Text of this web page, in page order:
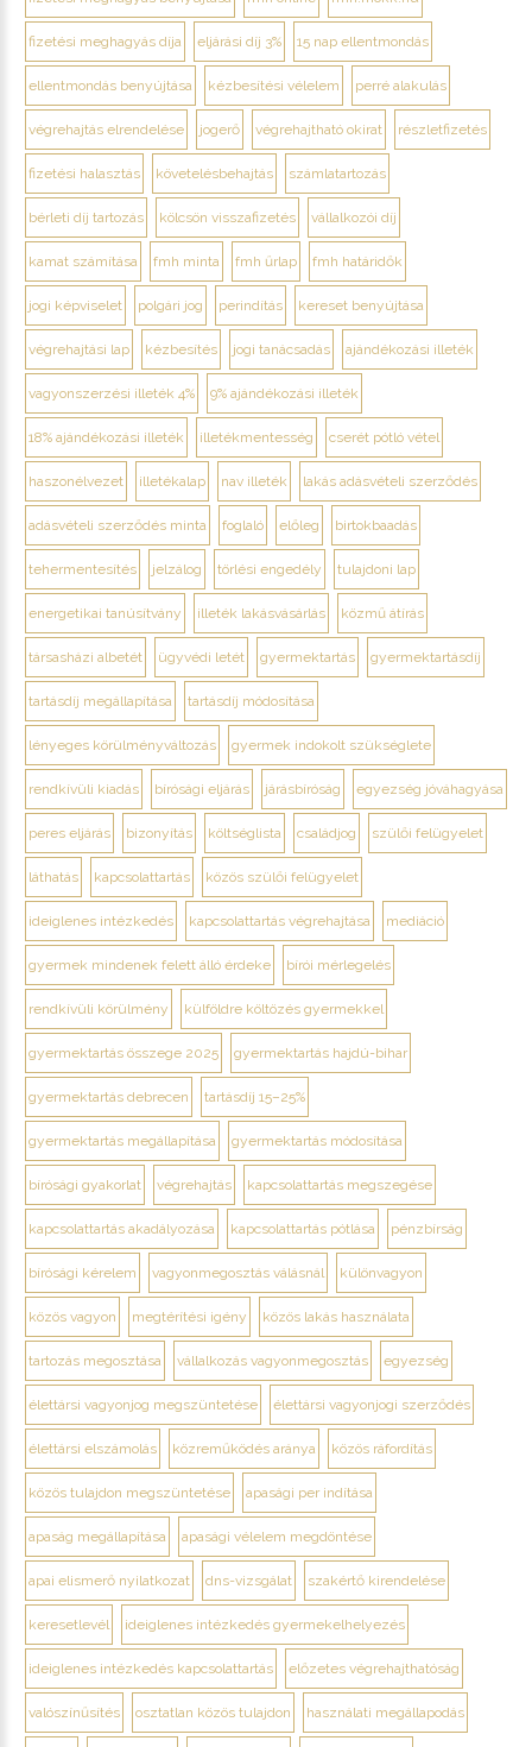
fizetési meghagyás díja eljárási díj 3% 15 nap ellentmondás
ellentmondás benyújtása kézbesítési vélelem perré alakulás
végrehajtás elrendelése jogerő végrehajtható okirat részletfizetés
fizetési halasztás követelésbehajtás számlatartozás
bérleti díj tartozás kölcsön visszafizetés vállalkozói díj
kamat számítása fmh minta fmh űrlap fmh határidők
jogi képviselet polgári jog perindítás kereset benyújtása
végrehajtási lap kézbesítés jogi tanácsadás ajándékozási illeték
vagyonszerzési illeték 4% 9% ajándékozási illeték
18% ajándékozási illeték illetékmentesség cserét pótló vétel
haszonélvezet illetékalap nav illeték lakás adásvételi szerződés
adásvételi szerződés minta foglaló előleg birtokbaadás
tehermentesítés jelzálog törlési engedély tulajdoni lap
energetikai tanúsítvány illeték lakásvásárlás közmű átírás
társasházi albetét ügyvédi letét gyermektartás gyermektartásdíj
tartásdíj megállapítása tartásdíj módosítása
lényeges körülményváltozás gyermek indokolt szükséglete
rendkívüli kiadás bírósági eljárás járásbíróság egyezség jóváhagyása
peres eljárás bizonyítás költséglista családjog szülői felügyelet
láthatás kapcsolattartás közös szülői felügyelet
ideiglenes intézkedés kapcsolattartás végrehajtása mediáció
gyermek mindenek felett álló érdeke bírói mérlegelés
rendkívüli körülmény külföldre költözés gyermekkel
gyermektartás összege 2025 gyermektartás hajdú-bihar
gyermektartás debrecen tartásdíj 15–25%
gyermektartás megállapítása gyermektartás módosítása
bírósági gyakorlat végrehajtás kapcsolattartás megszegése
kapcsolattartás akadályozása kapcsolattartás pótlása pénzbírság
bírósági kérelem vagyonmegosztás válásnál különvagyon
közös vagyon megtérítési igény közös lakás használata
tartozás megosztása vállalkozás vagyonmegosztás egyezség
élettársi vagyonjog megszüntetése élettársi vagyonjogi szerződés
élettársi elszámolás közreműködés aránya közös ráfordítás
közös tulajdon megszüntetése apasági per indítása
apaság megállapítása apasági vélelem megdöntése
apai elismerő nyilatkozat dns-vizsgálat szakértő kirendelése
keresetlevél ideiglenes intézkedés gyermekelhelyezés
ideiglenes intézkedés kapcsolattartás előzetes végrehajthatóság
valószínűsítés osztatlan közös tulajdon használati megállapodás